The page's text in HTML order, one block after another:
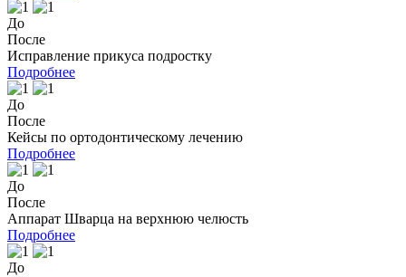
До
После
Исправление прикуса подростку
Подробнее
До
После
Кейсы по ортодонтическому лечению
Подробнее
До
После
Аппарат Шварца на верхнюю челюсть
Подробнее
До